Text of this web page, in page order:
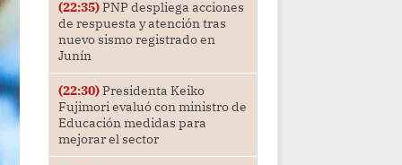
(22:35)PNP despliega acciones
de respuesta y atención tras
nuevo sismo registrado en
Junín
(22:30)Presidenta Keiko
Fujimori evaluó con ministro de
Educación medidas para
mejorar el sector